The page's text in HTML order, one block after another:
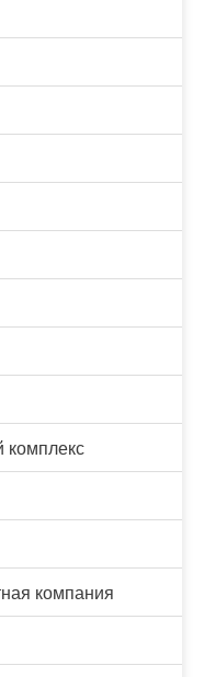
комплекс
компания